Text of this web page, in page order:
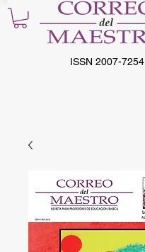
ISSN 2007-7254